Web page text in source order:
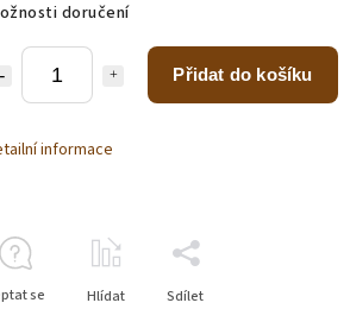
doručení
Přidat do košíku
informace
se Hlídat Sdílet